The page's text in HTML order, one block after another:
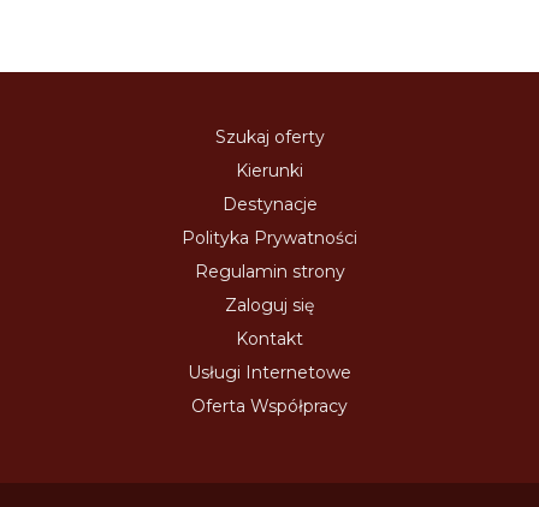
Szukaj oferty
Kierunki
Destynacje
Polityka Prywatności
Regulamin strony
Zaloguj się
Kontakt
Usługi Internetowe
Oferta Współpracy